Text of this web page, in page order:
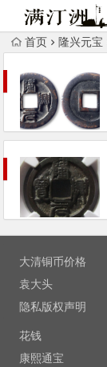
首页 隆兴元宝
大清铜币价格
袁大头
隐私版权声明
花钱
康熙通宝